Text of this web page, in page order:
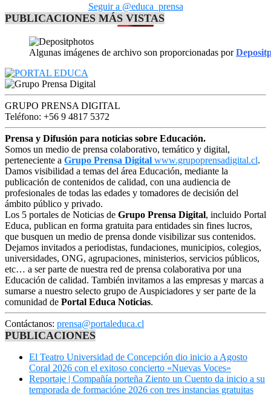
Seguir a @educa_prensa
PUBLICACIONES MÁS VISTAS
Algunas imágenes de archivo son proporcionadas por
GRUPO PRENSA DIGITAL
Teléfono: +56 9 4817 5372
Prensa y Difusión para noticias sobre Educación.
Somos un medio de prensa colaborativo, temático y digital,
perteneciente a Grupo Prensa Digital www.grupoprensadigital.cl.
Damos visibilidad a temas del área Educación, mediante la
publicación de contenidos de calidad, con una audiencia de
profesionales de todas las edades y tomadores de decisión del
ámbito público y privado.
Los 5 portales de Noticias de Grupo Prensa Digital, incluido Portal
Educa, publican en forma gratuita para entidades sin fines lucros,
que busquen un medio de prensa donde visibilizar sus contenidos.
Dejamos invitados a periodistas, fundaciones, municipios, colegios,
universidades, ONG, agrupaciones, ministerios, servicios públicos,
etc… a ser parte de nuestra red de prensa colaborativa por una
Educación de calidad. También invitamos a las empresas y marcas a
sumarse a nuestro selecto grupo de Auspiciadores y ser parte de la
comunidad de Portal Educa Noticias.
Contáctanos: prensa@portaleduca.cl
PUBLICACIONES
El Teatro Universidad de Concepción dio inicio a Agosto
Coral 2026 con el exitoso concierto «Nuevas Voces»
Reportaje | Compañía porteña Ziento un Cuento da inicio a su
temporada de formacióne 2026 con tres instancias gratuitas